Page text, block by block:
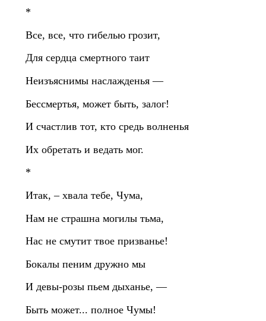
*
Все, все, что гибелью грозит,
Для сердца смертного таит
Неизъяснимы наслажденья —
Бессмертья, может быть, залог!
И счастлив тот, кто средь волненья
Их обретать и ведать мог.
*
Итак, – хвала тебе, Чума,
Нам не страшна могилы тьма,
Нас не смутит твое призванье!
Бокалы пеним дружно мы
И девы-розы пьем дыханье, —
Быть может... полное Чумы!